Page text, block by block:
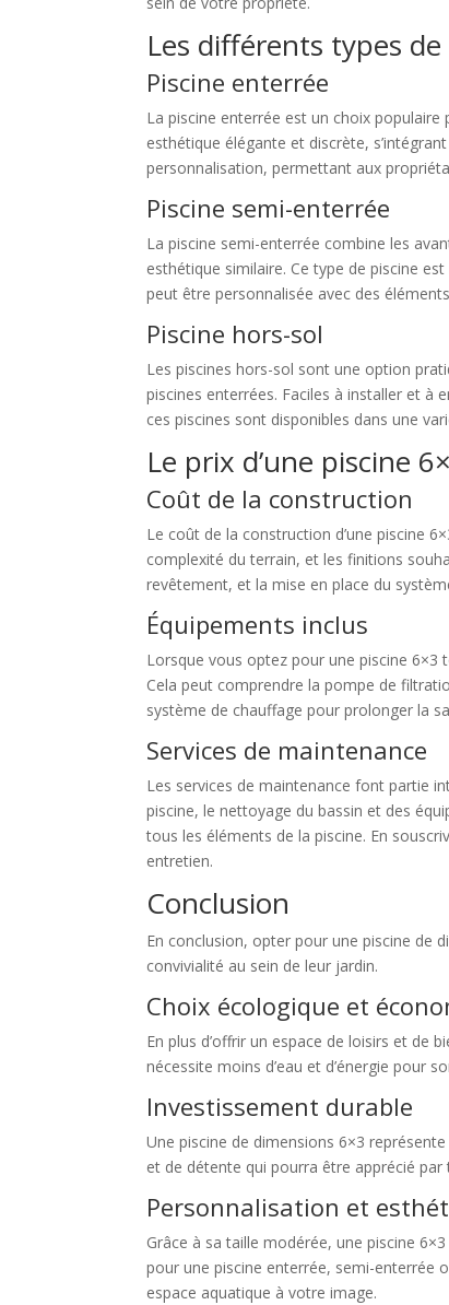
Les différents types
Piscine enterrée
La piscine enterrée est un choix
esthétique élégante et discrète,
personnalisation, permettant aux
Piscine semi-enterrée
La piscine semi-enterrée combine les
esthétique similaire. Ce type de piscine
peut être personnalisée avec des
Piscine hors-sol
Les piscines hors-sol sont une option
piscines enterrées. Faciles à installer et
ces piscines sont disponibles dans une
Le prix d’une piscine
Coût de la construction
Le coût de la construction d’une piscine
complexité du terrain, et les finitions
revêtement, et la mise en place du
Équipements inclus
Lorsque vous optez pour une piscine
Cela peut comprendre la pompe de
système de chauffage pour prolonger la
Services de maintenance
Les services de maintenance font partie
piscine, le nettoyage du bassin et des
tous les éléments de la piscine. En
entretien.
Conclusion
En conclusion, opter pour une piscine de
convivialité au sein de leur jardin.
Choix écologique et
En plus d’offrir un espace de loisirs et de
nécessite moins d’eau et d’énergie pour
Investissement durable
Une piscine de dimensions 6×3
et de détente qui pourra être apprécié
Personnalisation et
Grâce à sa taille modérée, une piscine
pour une piscine enterrée, semi-enterrée
espace aquatique à votre image.